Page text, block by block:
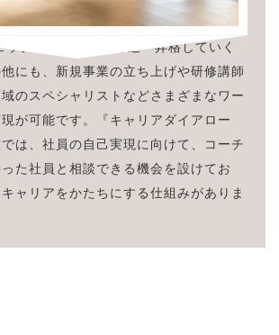
ッショナルとして昇進・昇格していく
にも、新規事業の立ち上げや研修講師
のスペシャリストなどさまざまなワー
が可能です。『キャリアダイアロー
は、社員の自己実現に向けて、コーチ
た社員と相談できる機会を設けてお
ャリアをかたちにする仕組みがありま